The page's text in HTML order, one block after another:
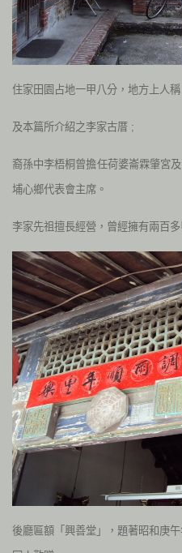
住家田園占地一甲八分，地方上人
及本篇所介紹之李家古厝 ;
裔孫中李梧桐曾擔任荷婆崙霖肇宮
埔心鄉代表會主席。
李家先祖擅長經營，曾經擁有兩百多
後廳匾額「興善堂」，題著昭和庚